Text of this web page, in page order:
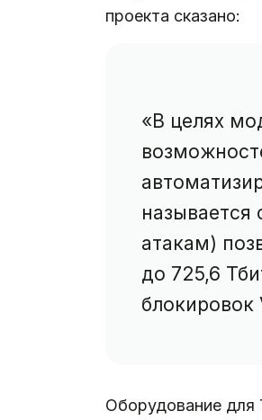
проекта сказано:
«В целях
называется
атакам)
до 725,6
блокировок
Оборудование